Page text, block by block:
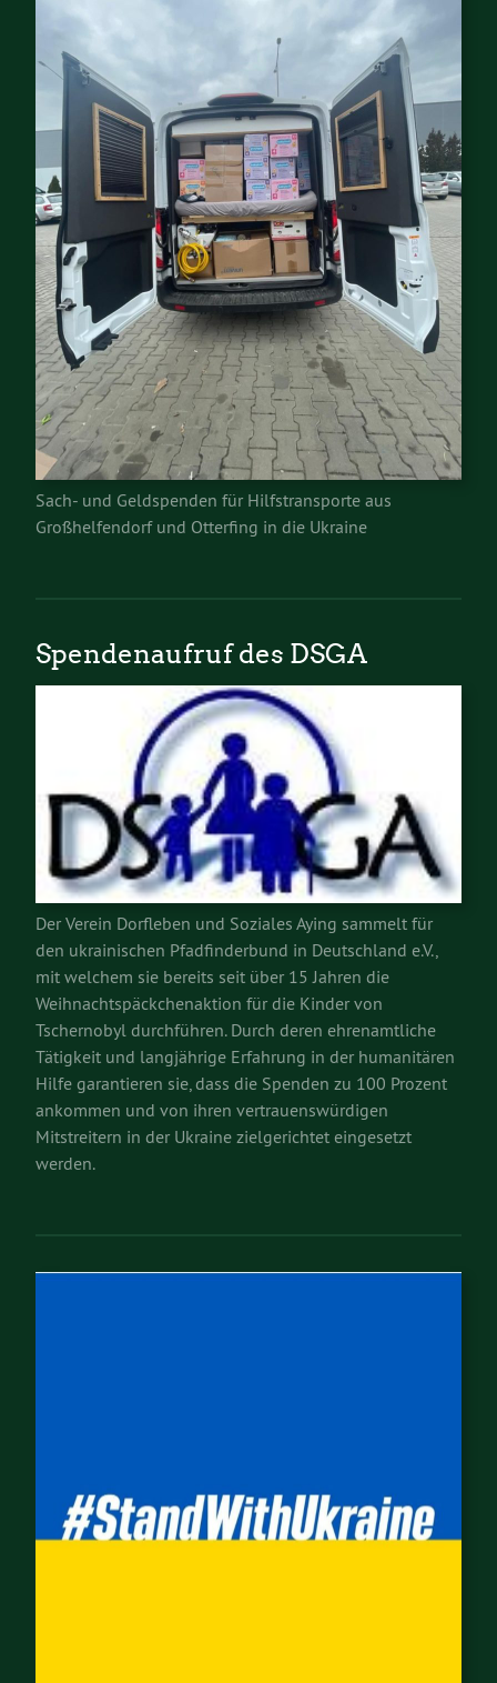
Sach- und Geldspenden für Hilfstransporte aus
Großhelfendorf und Otterfing in die Ukraine
Spendenaufruf des DSGA
Der Verein Dorfleben und Soziales Aying sammelt für
den ukrainischen Pfadfinderbund in Deutschland e.V.,
mit welchem sie bereits seit über 15 Jahren die
Weihnachtspäckchenaktion für die Kinder von
Tschernobyl durchführen. Durch deren ehrenamtliche
Tätigkeit und langjährige Erfahrung in der humanitären
Hilfe garantieren sie, dass die Spenden zu 100 Prozent
ankommen und von ihren vertrauenswürdigen
Mitstreitern in der Ukraine zielgerichtet eingesetzt
werden.